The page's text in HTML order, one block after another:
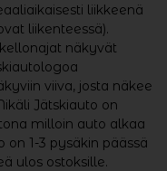
liikkeenä
liikenteessä).
näkyvät
viiva, josta näkee
Jätskiauto on
milloin auto alkaa
1-3 pysäkin päässä
ulos ostoksille.